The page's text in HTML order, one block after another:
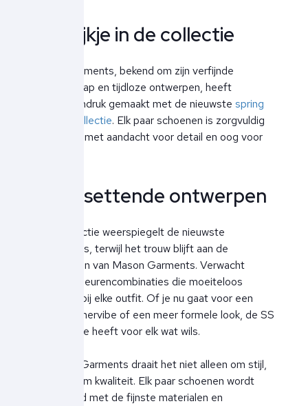
Een kijkje in de collectie
Mason Garments, bekend om zijn verfijnde
vakmanschap en tijdloze ontwerpen, heeft
wederom indruk gemaakt met de nieuwste spring
summer collectie. Elk paar schoenen is zorgvuldig
ontworpen met aandacht voor detail en oog voor
Trendsettende ontwerpen
Deze collectie weerspiegelt de nieuwste
modetrends, terwijl het trouw blijft aan de
kernwaarden van Mason Garments. Verwacht
gedurfde kleurencombinaties die moeiteloos
aansluiten bij elke outfit. Of je nu gaat voor een
relaxte zomervibe of een meer formele look, de SS
'24 collectie heeft voor elk wat wils.
Bij Mason Garments draait het niet alleen om stijl,
maar ook om kwaliteit. Elk paar schoenen wordt
vervaardigd met de fijnste materialen en